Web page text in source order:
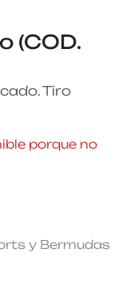
(COD.
Tiro
porque no
y Bermudas